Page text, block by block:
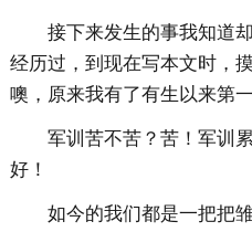
接下来发生的事我知道
经历过，到现在写本文时，
噢，原来我有了有生以来第
军训苦不苦？苦！军训
好！
如今的我们都是一把把